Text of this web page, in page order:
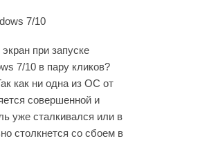
при запуске
7/10 в пару кликов?
как ни одна из ОС от
совершенной и
уже сталкивался или в
столкнется со сбоем в